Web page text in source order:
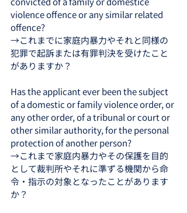
violence offence or any similar related
offence?
→これまでに家庭内暴力やそれと同様の
犯罪で起訴または有罪判決を受けたこと
がありますか？
Has the applicant ever been the subject
of a domestic or family violence order, or
any other order, of a tribunal or court or
other similar authority, for the personal
protection of another person?
→これまで家庭内暴力やその保護を目的
として裁判所やそれに準ずる機関から命
令・指示の対象となったことがあります
か？